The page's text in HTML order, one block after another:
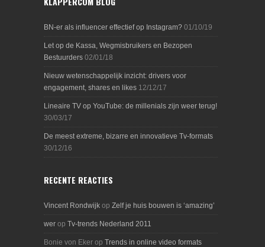
BN-er als influencer effectief op Instagram? 01/10/19
Let op de Kassa, Wegmisbruikers en Bezopen
Bestuurders 02/01/18
Nieuw wetenschappelijk inzicht: drivers voor
engagement, shares en likes 12/12/17
Lineaire TV op YouTube: de millenials zijn weer terug!
30/03/17
De meest extreme, bizarre en innovatieve Tv-formats
30/12/16
RECENTE REACTIES
Vincent Rondwijk op Zelf je huis bouwen is ‘amazing’
wer op Tv-trends Nederland 2011
Bonie von Eker op Trends in online video formats